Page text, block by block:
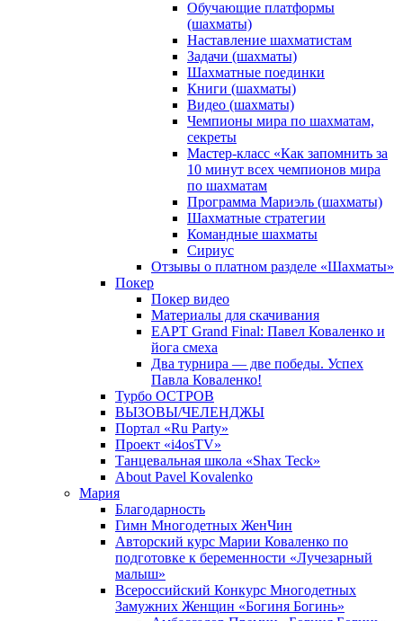
Обучающие платформы
(шахматы)
Наставление шахматистам
Задачи (шахматы)
Шахматные поединки
Книги (шахматы)
Видео (шахматы)
Чемпионы мира по шахматам,
секреты
Мастер-класс «Как запомнить за
10 минут всех чемпионов мира
по шахматам
Программа Мариэль (шахматы)
Шахматные стратегии
Командные шахматы
Сириус
Отзывы о платном разделе «Шахматы»
Покер
Покер видео
Материалы для скачивания
EAPT Grand Final: Павел Коваленко и
йога смеха
Два турнира — две победы. Успех
Павла Коваленко!
Турбо ОСТРОВ
ВЫЗОВЫ/ЧЕЛЕНДЖЫ
Портал «Ru Party»
Проект «i4osTV»
Танцевальная школа «Shax Teck»
About Pavel Kovalenko
Мария
Благодарность
Гимн Многодетных ЖенЧин
Авторский курс Марии Коваленко по
подготовке к беременности «Лучезарный
малыш»
Всероссийский Конкурс Многодетных
Замужних Женщин «Богиня Богинь»